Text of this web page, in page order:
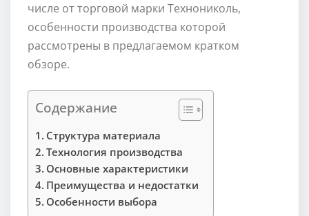
числе от торговой марки Технониколь,
особенности производства которой
рассмотрены в предлагаемом кратком
обзоре.
Содержание
Структура материала
Технология производства
Основные характеристики
Преимущества и недостатки
Особенности выбора